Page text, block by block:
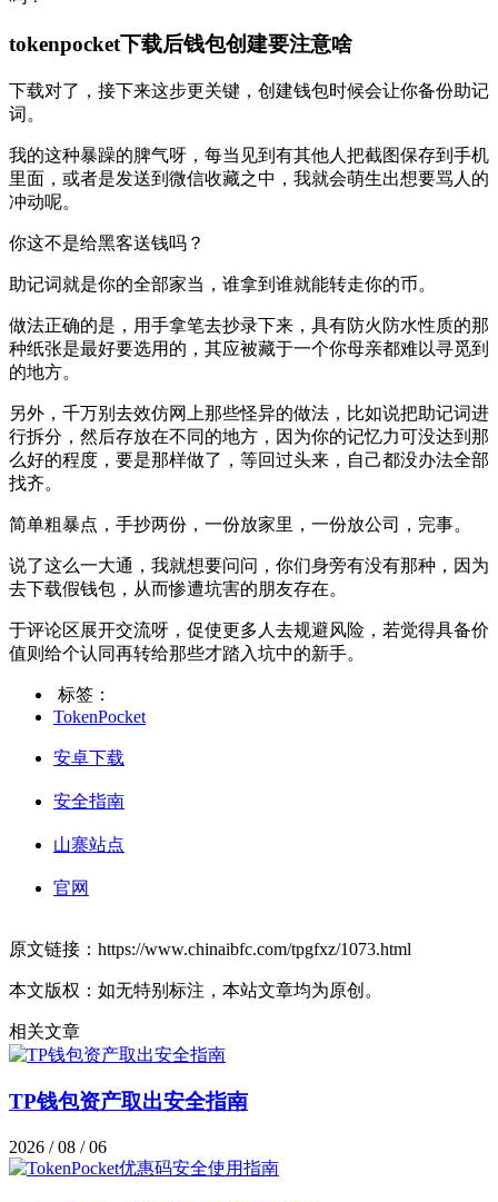
tokenpocket下载后钱包创建要注意啥
下载对了，接下来这步更关键，创建钱包时候会让你备份助记
词。
我的这种暴躁的脾气呀，每当见到有其他人把截图保存到手机
里面，或者是发送到微信收藏之中，我就会萌生出想要骂人的
冲动呢。
你这不是给黑客送钱吗？
助记词就是你的全部家当，谁拿到谁就能转走你的币。
做法正确的是，用手拿笔去抄录下来，具有防火防水性质的那
种纸张是最好要选用的，其应被藏于一个你母亲都难以寻觅到
的地方。
另外，千万别去效仿网上那些怪异的做法，比如说把助记词进
行拆分，然后存放在不同的地方，因为你的记忆力可没达到那
么好的程度，要是那样做了，等回过头来，自己都没办法全部
找齐。
简单粗暴点，手抄两份，一份放家里，一份放公司，完事。
说了这么一大通，我就想要问问，你们身旁有没有那种，因为
去下载假钱包，从而惨遭坑害的朋友存在。
于评论区展开交流呀，促使更多人去规避风险，若觉得具备价
值则给个认同再转给那些才踏入坑中的新手。
标签：
TokenPocket
安卓下载
安全指南
山寨站点
官网
原文链接：https://www.chinaibfc.com/tpgfxz/1073.html
本文版权：如无特别标注，本站文章均为原创。
相关文章
TP钱包资产取出安全指南
2026 / 08 / 06